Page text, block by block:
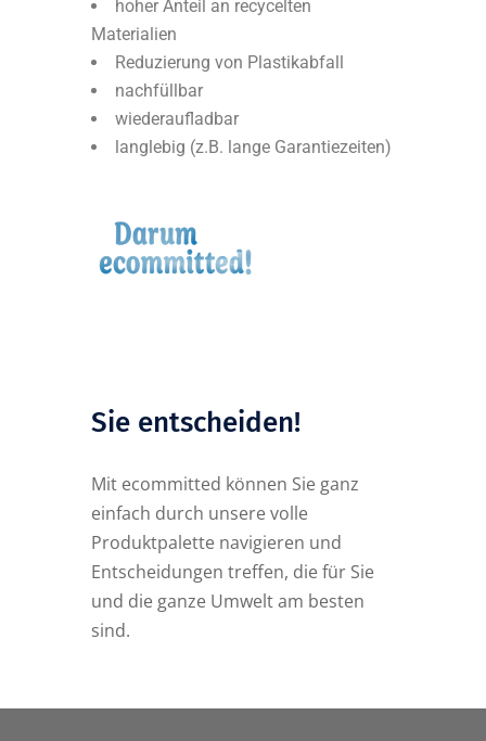
hoher Anteil an recycelten
Materialien
Reduzierung von Plastikabfall
nachfüllbar
wiederaufladbar
langlebig (z.B. lange Garantiezeiten)
Sie entscheiden!
Mit ecommitted können Sie ganz
einfach durch unsere volle
Produktpalette navigieren und
Entscheidungen treffen, die für Sie
und die ganze Umwelt am besten
sind.